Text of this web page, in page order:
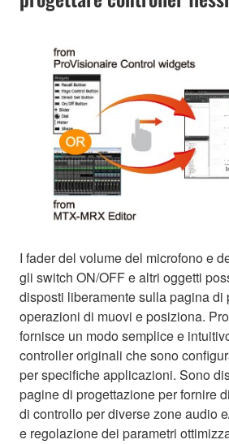
I fader del volume del microfono e
gli switch ON/OFF e altri oggetti
disposti liberamente sulla pagina di
operazioni di muovi e posiziona.
fornisce un modo semplice e
controller originali che sono
per specifiche applicazioni. Sono
pagine di progettazione per fornire
di controllo per diverse zone audio
e regolazione dei parametri